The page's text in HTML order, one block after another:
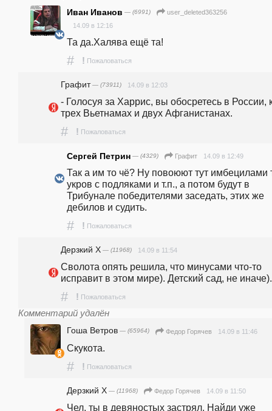
Иван Иванов — (6991)
user_deleted363256
14.09 в 12:16
Та да.Халява ещё та!
# ! Пожаловаться
Графит— (73911) 14.09 в 12:03
- Голосуя за Харрис, вы обосретесь в России,
трех Вьетнамах и двух Афганистанах.
# ! Пожаловаться
Сергей Петрин — (4329) Графит 14.09 в 12:49
Так а им то чё? Ну повоюют тут имбецилами
укров с подляками и т.п., а потом будут в
Трибунале победителями заседать, этих же
дебилов и судить.
# ! Пожаловаться
Дерзкий Х — (11968) 14.09 в 11:54
Сволота опять решила, что минусами что-то
исправит в этом мире). Детский сад, не иначе).
# ! Пожаловаться
Комментарий удалён
Гоша Ветров — (65964) Федор Горячев 14.09 в 11:46
Скукота.
# ! Пожаловаться
Дерзкий Х — (11968) Федор Горячев 14.09 в 11:50
Чел, ты в девяностых застрял. Найди уже